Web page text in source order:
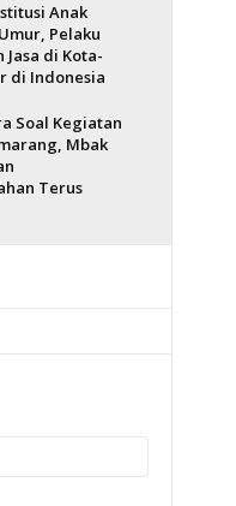
Anak
Pelaku
Jasa di Kota-
di Indonesia
Soal Kegiatan
Mbak
Terus